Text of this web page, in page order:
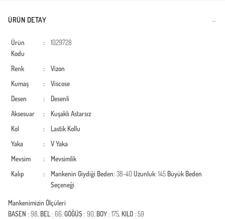
ÜRÜN DETAY
Ürün
Kodu
: 1029728
Renk :
Vizon
Kumaş
:
Viscose
Desen
:
Desenli
Aksesuar
: Kuşaklı Astarsız
Kol
:
Lastik Kollu
Yaka
:
V Yaka
Mevsim
:
Mevsimlik
Kalıp
: Mankenin Giydiği Beden: 38-40Uzunluk: 145 Büyük Beden
Seçeneği
Mankenimizin Ölçüleri
BASEN : 98, BEL: 66,GÖĞÜS: 90, BOY: 175, KILO: 59